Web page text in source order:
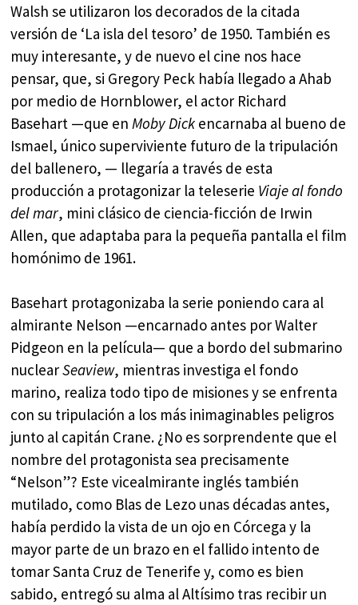
Walsh se utilizaron los decorados de la citada
versión de ‘La isla del tesoro’ de 1950. También es
muy interesante, y de nuevo el cine nos hace
pensar, que, si Gregory Peck había llegado a Ahab
por medio de Hornblower, el actor Richard
Basehart —que en Moby Dick encarnaba al bueno de
Ismael, único superviviente futuro de la tripulación
del ballenero, — llegaría a través de esta
producción a protagonizar la teleserie Viaje al fondo
del mar, mini clásico de ciencia-ficción de Irwin
Allen, que adaptaba para la pequeña pantalla el film
homónimo de 1961.
Basehart protagonizaba la serie poniendo cara al
almirante Nelson —encarnado antes por Walter
Pidgeon en la película— que a bordo del submarino
nuclearSeaview, mientras investiga el fondo
marino, realiza todo tipo de misiones y se enfrenta
con su tripulación a los más inimaginables peligros
junto al capitán Crane. ¿No es sorprendente que el
nombre del protagonista sea precisamente
“Nelson”? Este vicealmirante inglés también
mutilado, como Blas de Lezo unas décadas antes,
había perdido la vista de un ojo en Córcega y la
mayor parte de un brazo en el fallido intento de
tomar Santa Cruz de Tenerife y, como es bien
sabido, entregó su alma al Altísimo tras recibir un